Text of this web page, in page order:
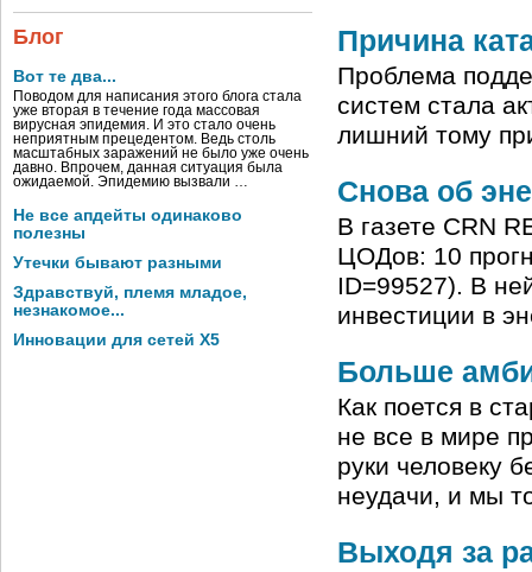
Блог
Вот те два...
Поводом для написания этого блога стала
уже вторая в течение года массовая
вирусная эпидемия. И это стало очень
неприятным прецедентом. Ведь столь
масштабных заражений не было уже очень
давно. Впрочем, данная ситуация была
ожидаемой. Эпидемию вызвали …
Не все апдейты одинаково
полезны
Утечки бывают разными
Здравствуй, племя младое,
незнакомое...
Инновации для сетей X5
Причина
Проблема
систем стала
лишний тому
Снова об
В газете CRN
ЦОДов: 10
ID=99527). В
инвестиции в
Больше
Как поется в
не все в мире
руки человеку
неудачи, и мы
Выходя за